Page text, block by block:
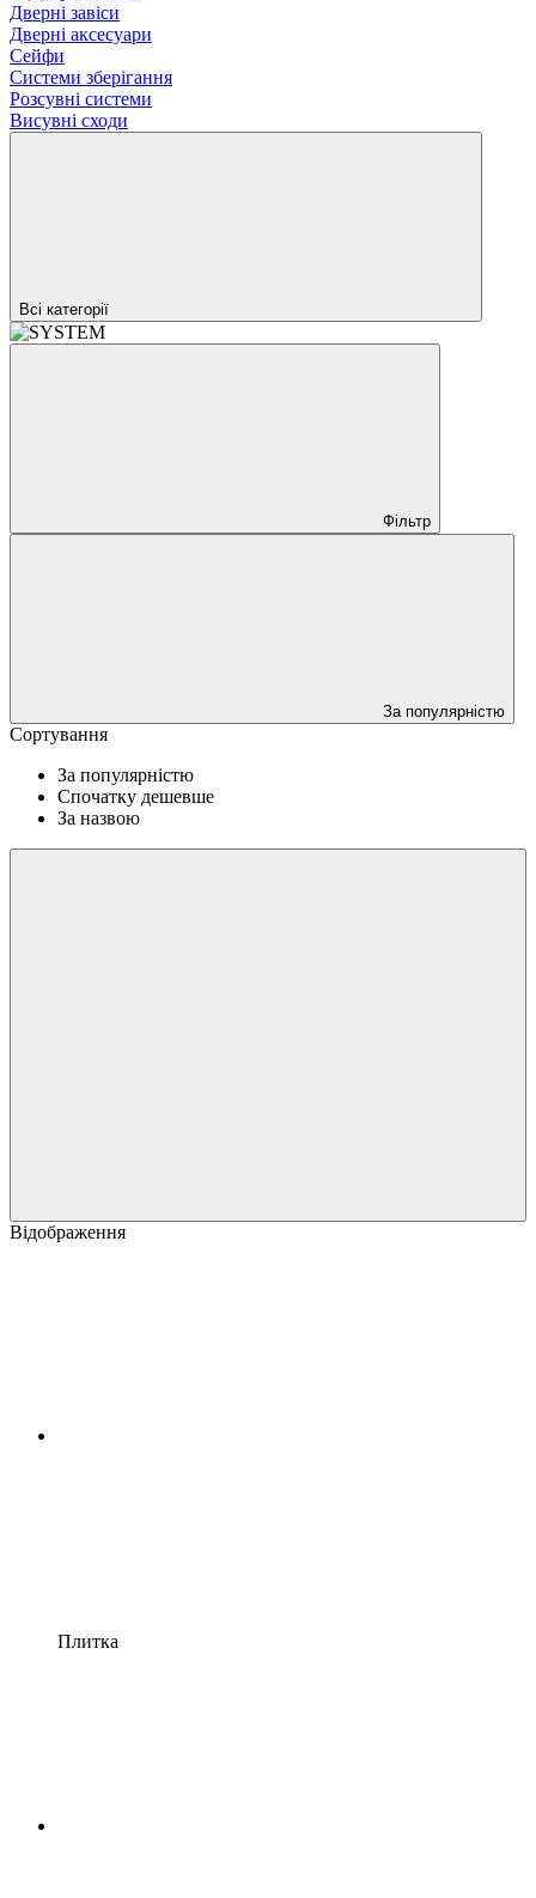
Дверні завіси
Дверні аксесуари
Сейфи
Системи зберігання
Розсувні системи
Висувні сходи
Всі категорії
Фільтр
За популярністю
Сортування
За популярністю
Спочатку дешевше
За назвою
Відображення
Плитка